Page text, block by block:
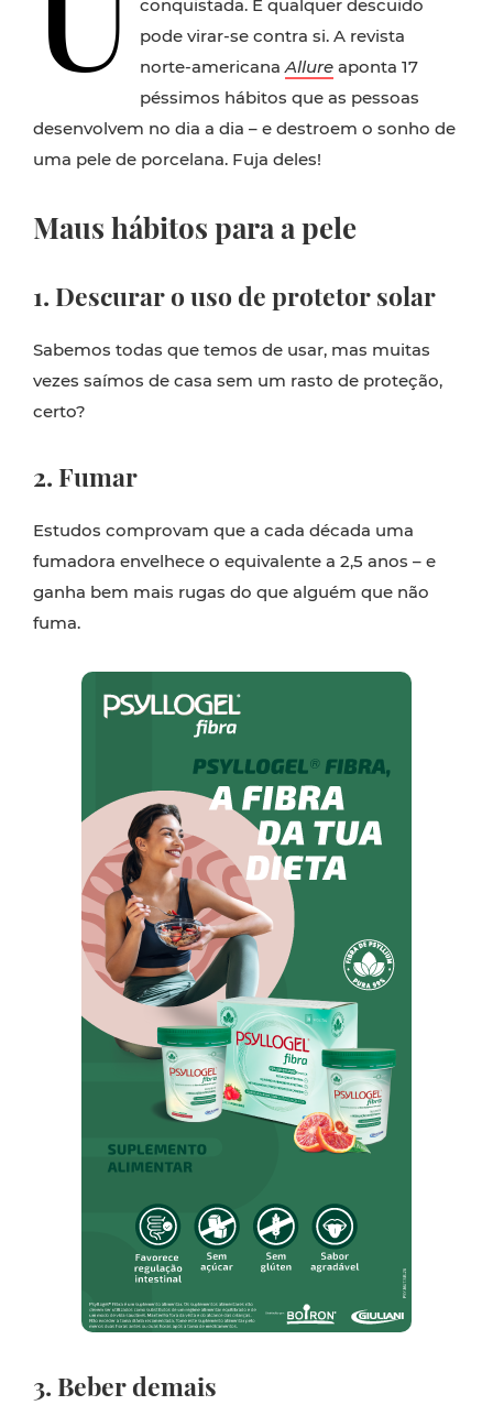
conquistada. E qualquer descuido
pode virar-se contra si. A revista
norte-americanaAllure aponta 17
péssimos hábitos que as pessoas
desenvolvem no dia a dia – e destroem o sonho de
uma pele de porcelana. Fuja deles!
Maus hábitos para a pele
1. Descurar o uso de protetor solar
Sabemos todas que temos de usar, mas muitas
vezes saímos de casa sem um rasto de proteção,
certo?
2. Fumar
Estudos comprovam que a cada década uma
fumadora envelhece o equivalente a 2,5 anos – e
ganha bem mais rugas do que alguém que não
fuma.
3. Beber demais